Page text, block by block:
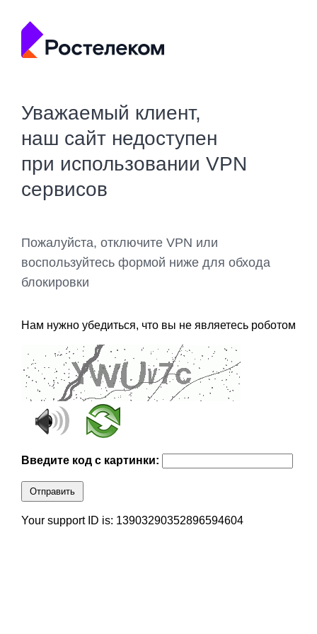
Уважаемый клиент,
наш сайт недоступен
при использовании VPN
сервисов
Пожалуйста, отключите VPN или
воспользуйтесь формой ниже для обхода
блокировки
Нам нужно убедиться, что вы не являетесь роботом
Введите код с картинки:
Отправить
Your support ID is: 13903290352896594604